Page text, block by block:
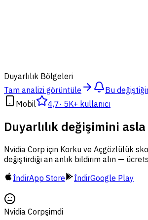
Duyarlılık Bölgeleri
Tam analizi görüntüle
Bu
Mobil
4,7· 5K+ kullanıcı
Duyarlılık değişimini asla
Nvidia Corp için Korku ve Açgözlülük
değiştirdiği an anlık bildirim alın —
İndirApp Store İndirGoogle Play
Nvidia Corpşimdi